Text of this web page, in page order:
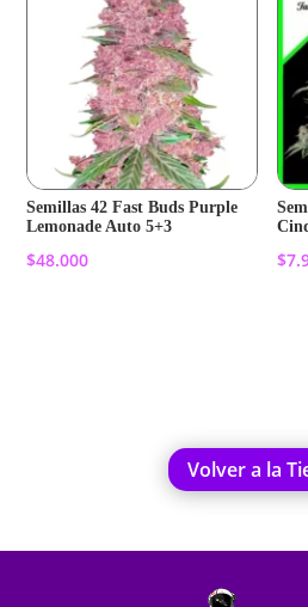
Semillas 42 Fast Buds Purple
Lemonade Auto 5+3
$48.000 $
Volver a la